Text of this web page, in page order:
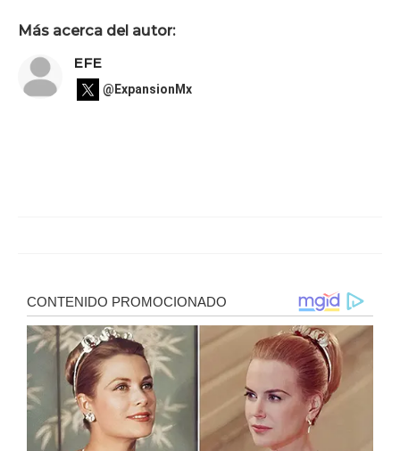
Más acerca del autor:
EFE
@ExpansionMx